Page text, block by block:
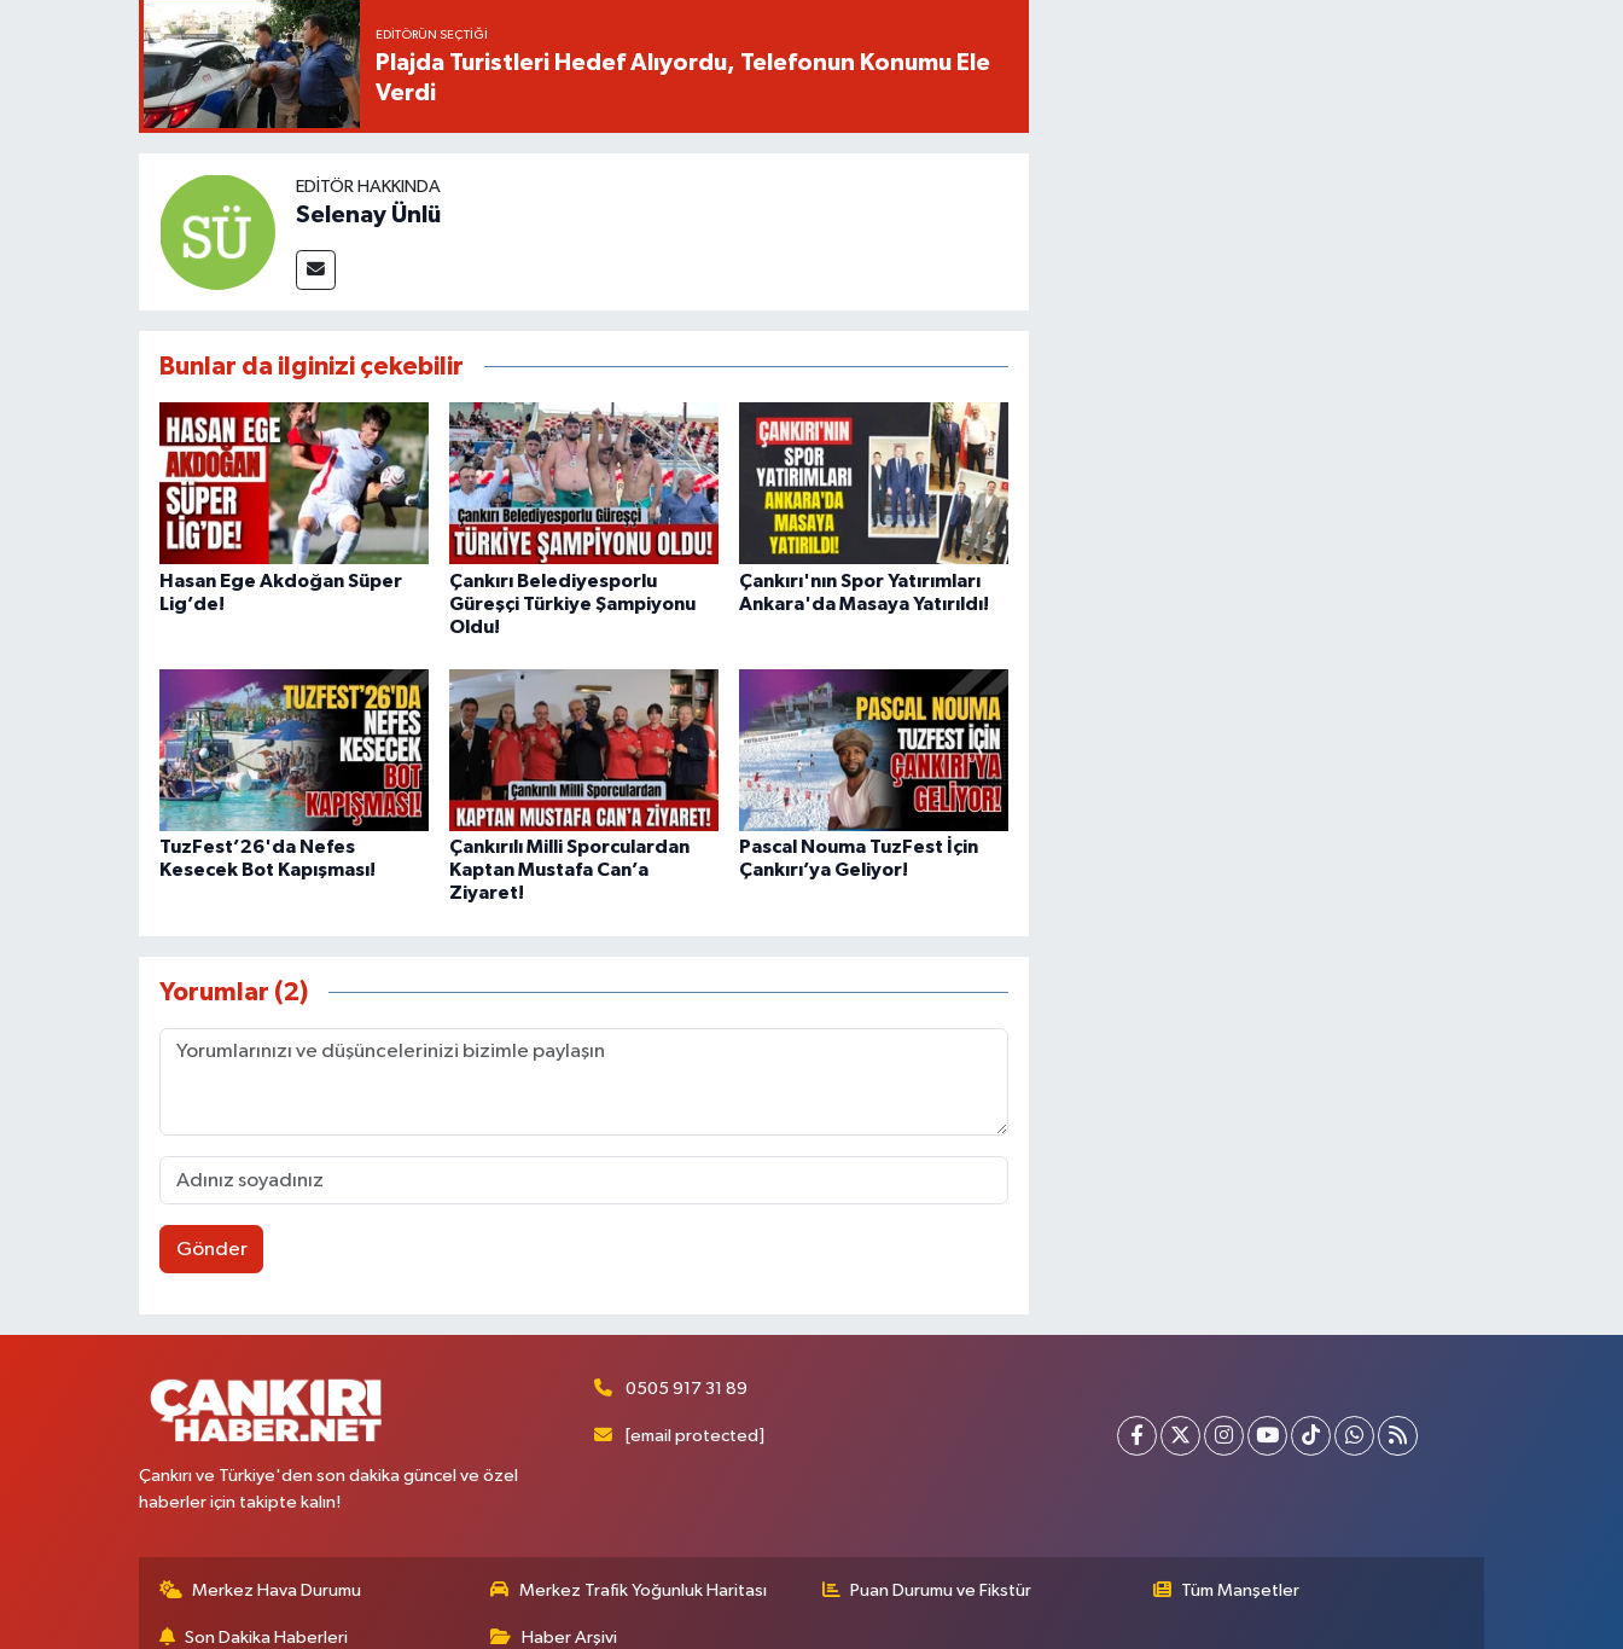
EDITÖRÜN SEÇTIĞI
Plajda Turistleri Hedef Alıyordu, Telefonun Konumu Ele
Verdi
EDITÖR HAKKINDA
Selenay Ünlü
Bunlar da ilginizi çekebilir
Hasan Ege Akdoğan Süper
Lig’de!
Çankırı Belediyesporlu
Güreşçi Türkiye Şampiyonu
Oldu!
Çankırı'nın Spor Yatırımları
Ankara'da Masaya Yatırıldı!
TuzFest’26'da Nefes
Kesecek Bot Kapışması!
Çankırılı Milli Sporculardan
Kaptan Mustafa Can’a
Ziyaret!
Pascal Nouma TuzFest İçin
Çankırı’ya Geliyor!
Yorumlar (2)
Gönder
Çankırı ve Türkiye'den son dakika güncel ve özel
haberler için takipte kalın!
0505 917 31 89
[email protected]
Merkez Hava Durumu Merkez Trafik Yoğunluk Haritası Puan Durumu ve Fikstür Tüm Manşetler
Son Dakika Haberleri Haber Arşivi